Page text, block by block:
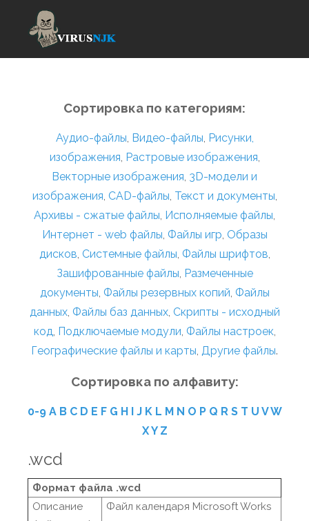
Сортировка по категориям:
Аудио-файлы, Видео-файлы, Рисунки,
изображения, Растровые изображения,
Векторные изображения, 3D-модели и
изображения, CAD-файлы, Текст и документы,
Архивы - сжатые файлы, Исполняемые файлы,
Интернет - web файлы, Файлы игр, Образы
дисков, Системные файлы, Файлы шрифтов,
Зашифрованные файлы, Размеченные
документы, Файлы резервных копий, Файлы
данных, Файлы баз данных, Скрипты - исходный
код, Подключаемые модули, Файлы настроек,
Географические файлы и карты, Другие файлы.
Сортировка по алфавиту:
0-9 A B C D E F G H I J K L M N O P Q R S T U VW
XY Z
.wcd
Формат файла .wcd
Описание
Файл календаря Microsoft Works